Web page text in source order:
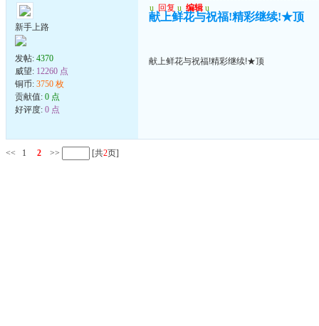
新手上路
发帖: 4370
威望: 12260 点
铜币: 3750 枚
贡献值: 0 点
好评度: 0 点
u 回复 u 编辑 u
献上鲜花与祝福!精彩继续!★顶
献上鲜花与祝福!精彩继续!★顶
<< 1 2 >> [共2页]